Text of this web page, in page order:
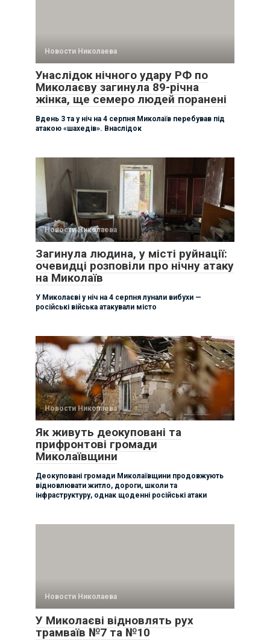
Новости Николаева
Унаслідок нічного удару РФ по
Миколаєву загинула 89-річна
жінка, ще семеро людей поранені
Вдень 3 та у ніч на 4 серпня Миколаїв перебував під
атакою «шахедів». Внаслідок
Новости Николаева
Загинула людина, у місті руйнації:
очевидці розповіли про нічну атаку
на Миколаїв
У Миколаєві у ніч на 4 серпня лунали вибухи —
російські війська атакували місто
Новости Николаева
Як живуть деокуповані та
прифронтові громади
Миколаївщини
Деокуповані громади Миколаївщини продовжують
відновлювати житло, дороги, школи та
інфраструктуру, однак щоденні російські атаки
Новости Николаева
У Миколаєві відновлять рух
трамваїв №7 та №10